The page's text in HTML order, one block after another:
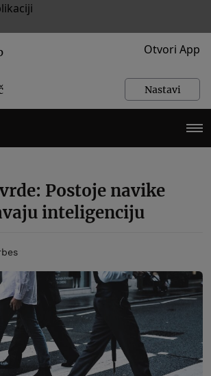
Otvori App
Nastavi
Postoje navike
inteligenciju